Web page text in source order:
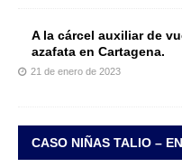
A la cárcel auxiliar de
azafata en Cartagena.
21 de enero de 2023
CASO NIÑAS TALIO –